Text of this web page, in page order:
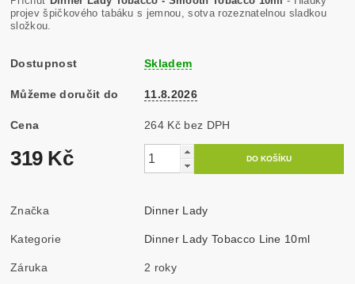
projev špičkového tabáku s jemnou, sotva rozeznatelnou sladkou
složkou.
Dostupnost Skladem
Můžeme doručit do 11.8.2026
Cena 264 Kč bez DPH
319 Kč
Značka Dinner Lady
Kategorie Dinner Lady Tobacco Line 10ml
Záruka 2 roky